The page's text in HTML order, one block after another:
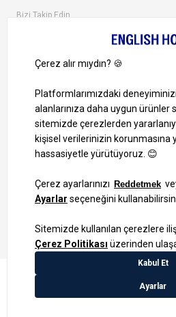
Bizi Takip Edin
1000 TL ve Üzeri Alışverişlerinizde
Bilgi Toplum Hizmetleri
KVKK Veri İşleme Politikamız
Site Haritası